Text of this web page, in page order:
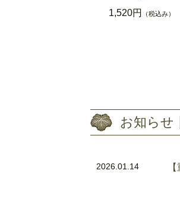
1,520円
（税込み）
お知らせ
2026.01.14